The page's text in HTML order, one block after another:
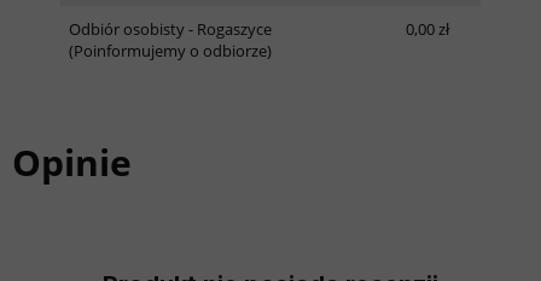
Odbiór osobisty - Rogaszyce
(Poinformujemy o odbiorze)
0,00 zł
Opinie